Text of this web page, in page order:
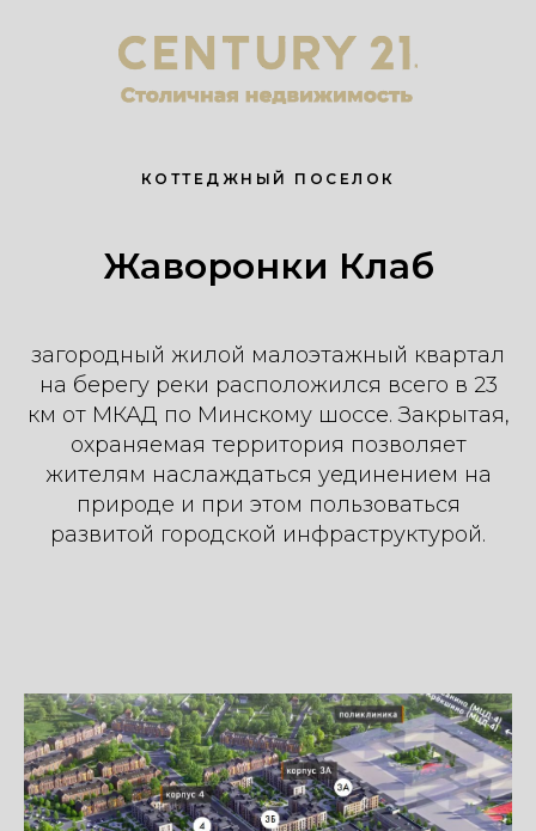
КОТТЕДЖНЫЙ ПОСЕЛОК
Жаворонки Клаб
загородный жилой малоэтажный квартал
на берегу реки расположился всего в 23
км от МКАД по Минскому шоссе. Закрытая,
охраняемая территория позволяет
жителям наслаждаться уединением на
природе и при этом пользоваться
развитой городской инфраструктурой.